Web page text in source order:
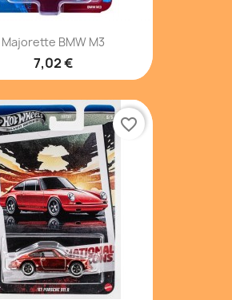
Majorette BMW M3
7,02 €
favorite_border